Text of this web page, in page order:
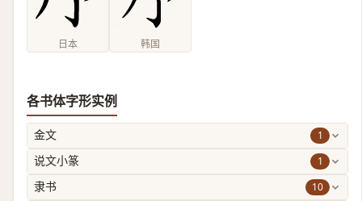
日本 韩国
各书体字形实例
金文 1
说文小篆 1
隶书 10